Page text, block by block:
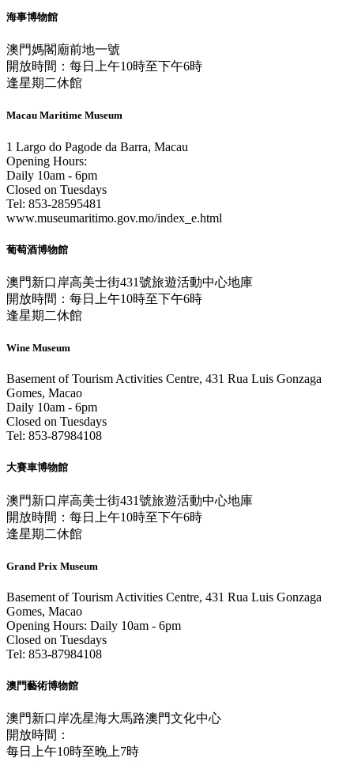
海事博物館
澳門媽閣廟前地一號
開放時間：每日上午10時至下午6時
逢星期二休館
Macau Maritime Museum
1 Largo do Pagode da Barra, Macau
Opening Hours:
Daily 10am - 6pm
Closed on Tuesdays
Tel: 853-28595481
www.museumaritimo.gov.mo/index_e.html
葡萄酒博物館
澳門新口岸高美士街431號旅遊活動中心地庫
開放時間：每日上午10時至下午6時
逢星期二休館
Wine Museum
Basement of Tourism Activities Centre, 431 Rua Luis Gonzaga
Gomes, Macao
Daily 10am - 6pm
Closed on Tuesdays
Tel: 853-87984108
大賽車博物館
澳門新口岸高美士街431號旅遊活動中心地庫
開放時間：每日上午10時至下午6時
逢星期二休館
Grand Prix Museum
Basement of Tourism Activities Centre, 431 Rua Luis Gonzaga
Gomes, Macao
Opening Hours: Daily 10am - 6pm
Closed on Tuesdays
Tel: 853-87984108
澳門藝術博物館
澳門新口岸冼星海大馬路澳門文化中心
開放時間：
每日上午10時至晚上7時